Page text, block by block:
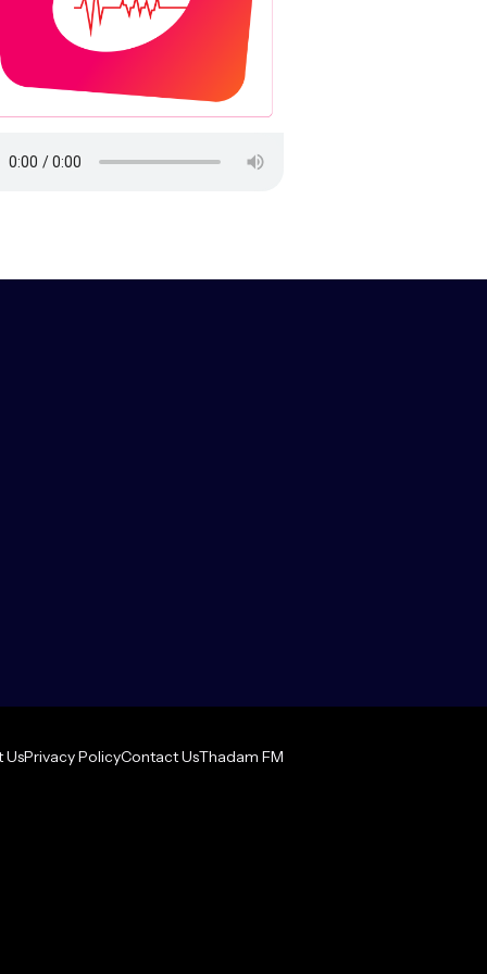
UsPrivacy PolicyContact UsThadam FM